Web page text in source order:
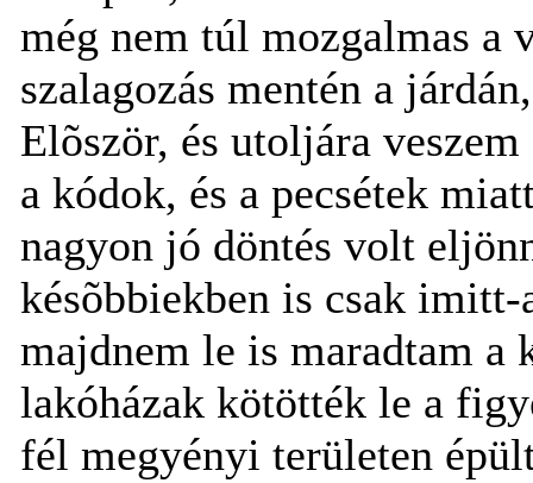
még nem túl mozgalmas a
szalagozás mentén a
Elõször, és utoljára
a kódok, és a pecsétek
nagyon jó döntés volt
késõbbiekben is csak
majdnem le is maradtam
lakóházak kötötték le a
fél megyényi területen